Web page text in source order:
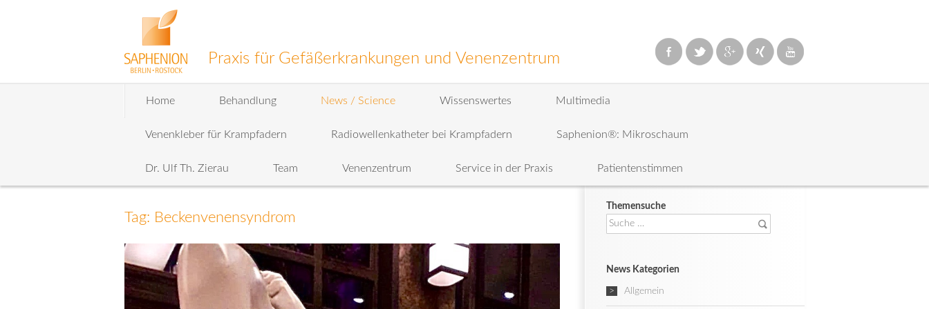
Praxis für Gefäßerkrankungen und Venenzentrum
Home Behandlung News / Science Wissenswertes Multimedia
Venenkleber für Krampfadern Radiowellenkatheter bei Krampfadern Saphenion®: Mikroschaum
Dr. Ulf Th. Zierau Team Venenzentrum Service in der Praxis Patientenstimmen
Tag: Beckenvenensyndrom
Themensuche
Suche
nach:
News Kategorien
Allgemein